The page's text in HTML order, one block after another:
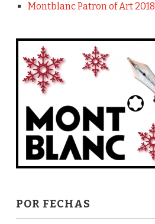
Montblanc Patron of Art 2018
POR FECHAS